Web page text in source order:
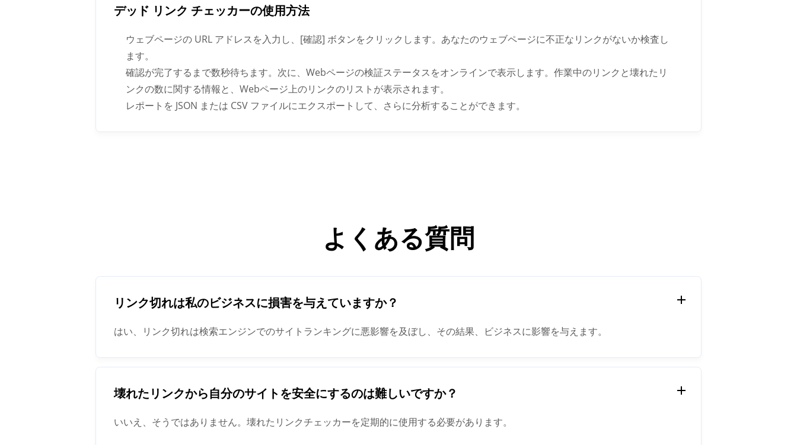
デッド リンク チェッカーの使用方法
ウェブページの URL アドレスを入力し、[確認] ボタンをクリックします。あなたのウェブページに不正なリンクがないか検査し
ます。
確認が完了するまで数秒待ちます。次に、Webページの検証ステータスをオンラインで表示します。作業中のリンクと壊れたリ
ンクの数に関する情報と、Webページ上のリンクのリストが表示されます。
レポートを JSON または CSV ファイルにエクスポートして、さらに分析することができます。
よくある質問
リンク切れは私のビジネスに損害を与えていますか？
はい、リンク切れは検索エンジンでのサイトランキングに悪影響を及ぼし、その結果、ビジネスに影響を与えます。
壊れたリンクから自分のサイトを安全にするのは難しいですか？
いいえ、そうではありません。壊れたリンクチェッカーを定期的に使用する必要があります。